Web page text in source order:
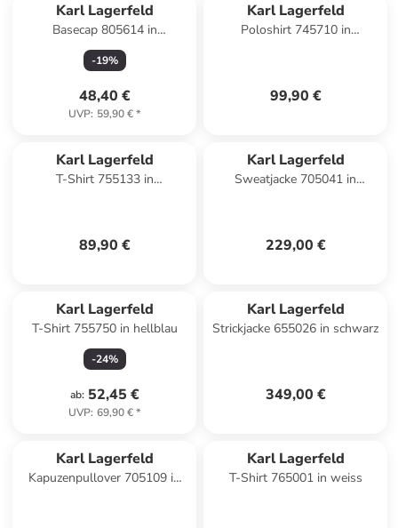
Karl Lagerfeld
Basecap 805614 in
dunkelblau
-19%
48,40 €
UVP: 59,90 €*
Karl Lagerfeld
Poloshirt 745710 in
99,90 €
Karl Lagerfeld
T-Shirt 755133 in
89,90 €
Karl Lagerfeld
Sweatjacke 705041 in
229,00 €
Karl Lagerfeld
T-Shirt 755750 in hellblau
-24%
ab: 52,45 €
UVP: 69,90 €*
Karl Lagerfeld
Strickjacke 655026 in schwarz
349,00 €
Karl Lagerfeld
Kapuzenpullover 705109 in
Karl Lagerfeld
T-Shirt 765001 in weiss